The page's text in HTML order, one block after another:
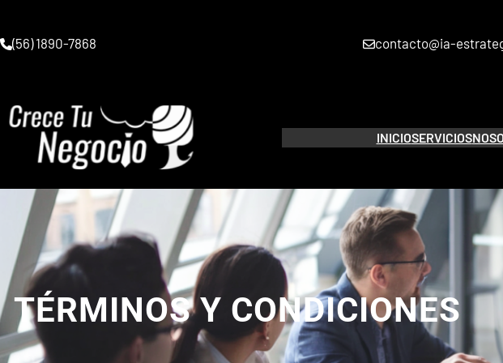
contenido
(56) 1890-7868 contacto@ia-
INICIOSERVICIOS
TÉRMINOS Y CONDICIONES